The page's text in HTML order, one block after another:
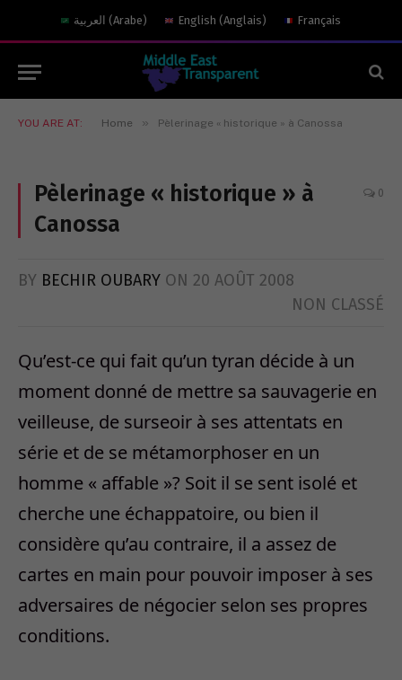
العربية (Arabe) English (Anglais) Français
YOU ARE AT: Home » Pèlerinage « historique » à Canossa
Pèlerinage « historique » à
Canossa
0
BY BECHIR OUBARY ON 20 AOÛT 2008
NON CLASSÉ
Qu’est-ce qui fait qu’un tyran décide à un
moment donné de mettre sa sauvagerie en
veilleuse, de surseoir à ses attentats en
série et de se métamorphoser en un
homme « affable »? Soit il se sent isolé et
cherche une échappatoire, ou bien il
considère qu’au contraire, il a assez de
cartes en main pour pouvoir imposer à ses
adversaires de négocier selon ses propres
conditions.